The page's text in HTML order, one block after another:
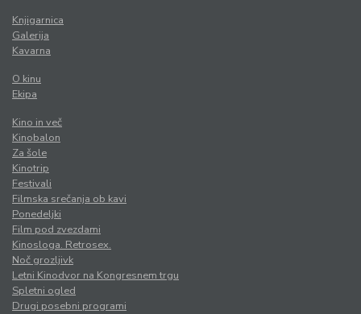
Knjigarnica
Galerija
Kavarna
O kinu
Ekipa
Kino in več
Kinobalon
Za šole
Kinotrip
Festivali
Filmska srečanja ob kavi
Ponedeljki
Film pod zvezdami
Kinosloga. Retrosex.
Noč grozljivk
Letni Kinodvor na Kongresnem trgu
Spletni ogled
Drugi posebni programi